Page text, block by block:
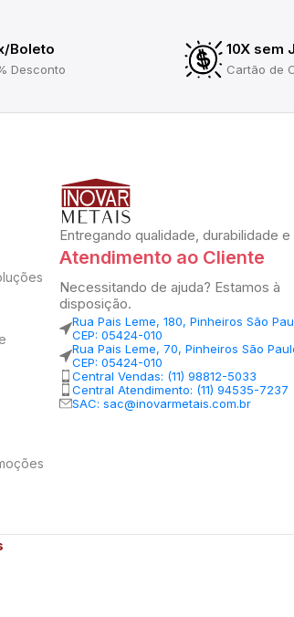
Boleto
Desconto
10X sem
Cartão de
Entregando qualidade, durabilidade
Atendimento ao Cliente
Necessitando de ajuda? Estamos à
disposição.
Rua Pais Leme, 180, Pinheiros São
CEP: 05424-010
Rua Pais Leme, 70, Pinheiros São
CEP: 05424-010
Central Vendas: (11) 98812-5033
Central Atendimento: (11) 94535-7237
SAC: sac@inovarmetais.com.br